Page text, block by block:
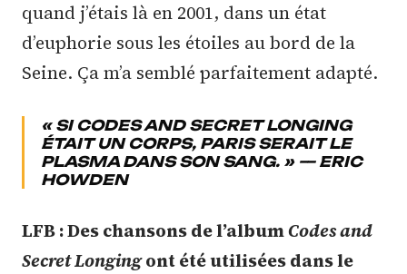
quand j’étais là en 2001, dans un état
d’euphorie sous les étoiles au bord de la
Seine. Ça m’a semblé parfaitement adapté.
« SI CODES AND SECRET LONGING
ÉTAIT UN CORPS, PARIS SERAIT LE
PLASMA DANS SON SANG. » — ERIC
HOWDEN
LFB : Des chansons de l’albumCodes and
Secret Longingont été utilisées dans le